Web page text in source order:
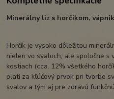
Minerálny liz s horčíkom,
Horčík je vysoko dôležitou
nielen vo svaloch, ale spoločne s
kostiach (cca. 12% všetkého
platí za kľúčový prvok pri tvorbe
svalov a tým aj pre zdravú